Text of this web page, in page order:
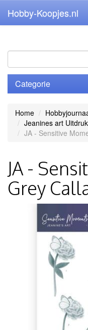
Hobby-Koopjes.nl
Categorie
Home
Jeanines art
JA - Sensitive
JA -
Grey